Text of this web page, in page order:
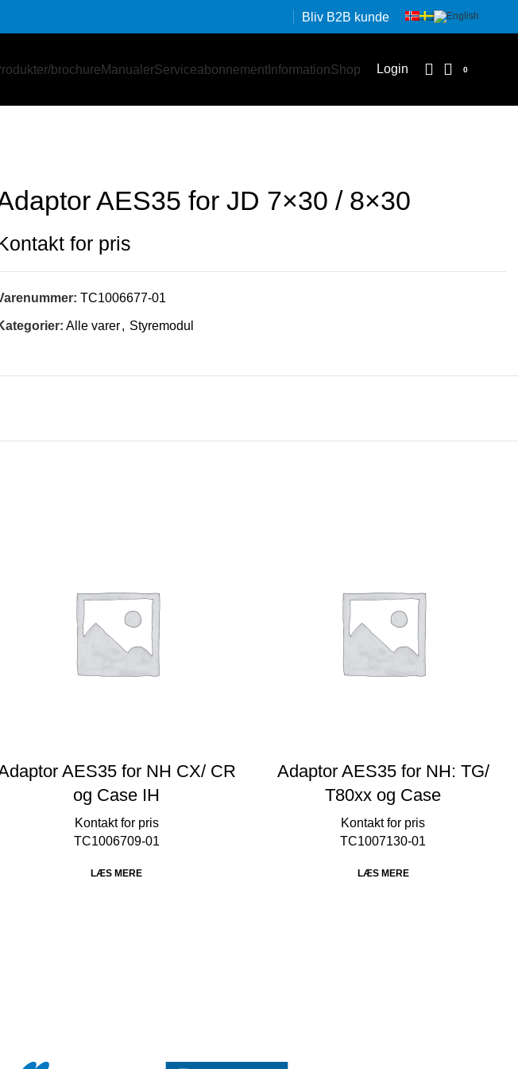
Bliv B2B kunde
brochure ManualerServiceabonnement InformationShop Login 0
AES35 for JD 7×30 / 8×30
TC1006677-01
Alle varer, Styremodul
AES35 for NH CX/ CR
og Case IH
TC1006709-01
LÆS MERE
Adaptor AES35 for NH: TG/
T80xx og Case
TC1007130-01
LÆS MERE